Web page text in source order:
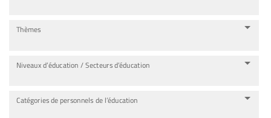
Thèmes
Niveaux d’éducation / Secteurs d’éducation
Catégories de personnels de l’éducation